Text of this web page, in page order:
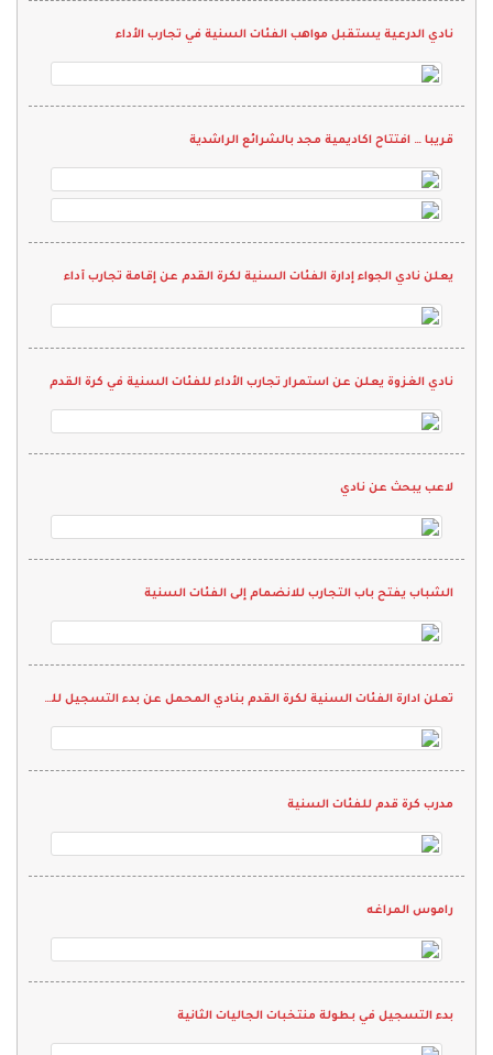
نادي الدرعية يستقبل مواهب الفئات السنية في تجارب الأداء
قريبا … افتتاح اكاديمية مجد بالشرائع الراشدية
يعلن نادي الجواء إدارة الفئات السنية لكرة القدم عن إقامة تجارب أداء
نادي الغزوة يعلن عن استمرار تجارب الأداء للفئات السنية في كرة القدم
لاعب يبحث عن نادي
الشباب يفتح باب التجارب للانضمام إلى الفئات السنية
تعلن ادارة الفئات السنية لكرة القدم بنادي المحمل عن بدء التسجيل للمرحلة الأولى
مدرب كرة قدم للفئات السنية
راموس المراغه
بدء التسجيل في بطولة منتخبات الجاليات الثانية